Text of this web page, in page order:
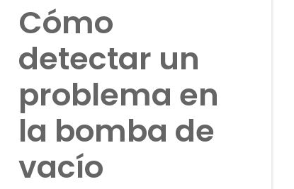
Cómo
detectar un
problema en
la bomba de
vacío